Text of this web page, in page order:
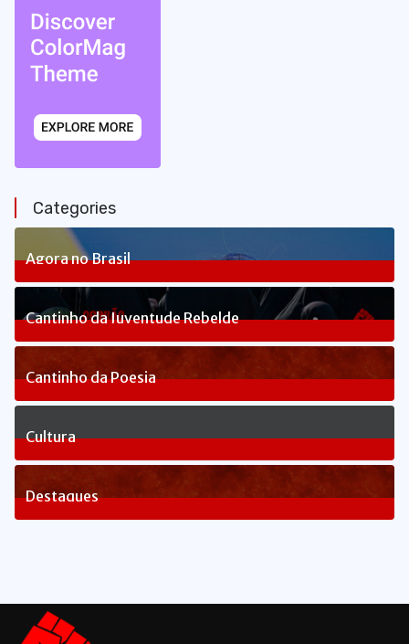
Categories
Agora no Brasil
234Posts
Cantinho da Juventude Rebelde
3Posts
Cantinho da Poesia
1Posts
Cultura
81Posts
Destaques